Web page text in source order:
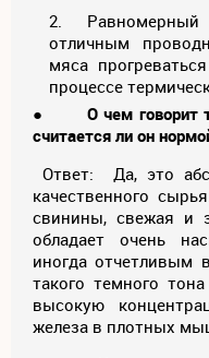
отличным
мяса
процессе
● О чем говорит
считается ли он
Ответ: Да, это
качественного
свинины, свежая и
обладает очень
иногда отчетливым
такого темного
высокую
железа в плотных